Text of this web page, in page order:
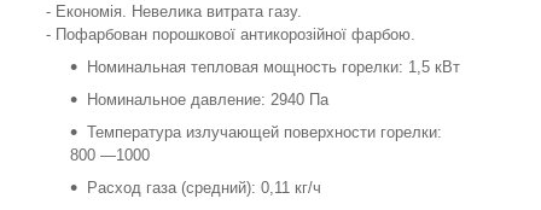
- Економія. Невелика витрата газу.
- Пофарбован порошкової антикорозійної фарбою.
Номинальная тепловая мощность горелки: 1,5 кВт
Номинальное давление: 2940 Па
Температура излучающей поверхности горелки:
800 ―1000
Расход газа (средний): 0,11 кг/ч